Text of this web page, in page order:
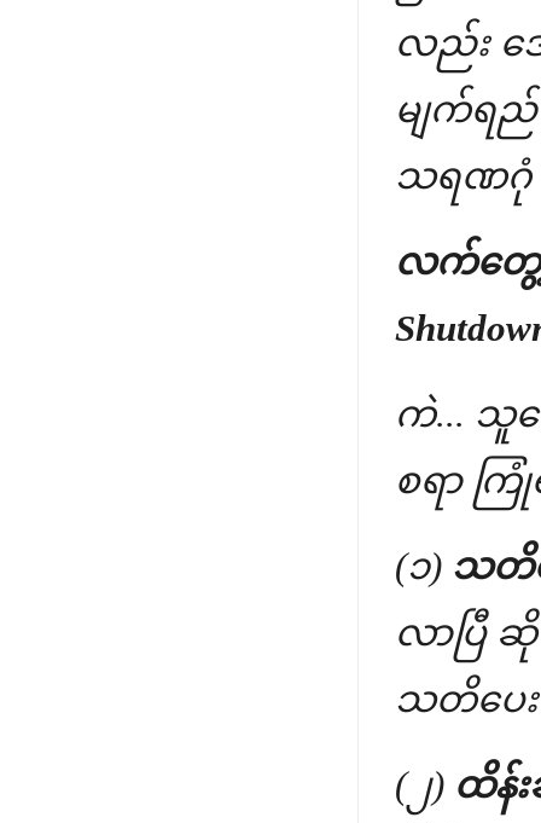
လည်း ဒ
မျက်ရ
သရဏဂုံ
လက်တွေ့ ရှု
ကဲ... သူတ
စရာ က
(၁) သတိပ
လာပြီ
သတိပေး
(၂) ထိန်း